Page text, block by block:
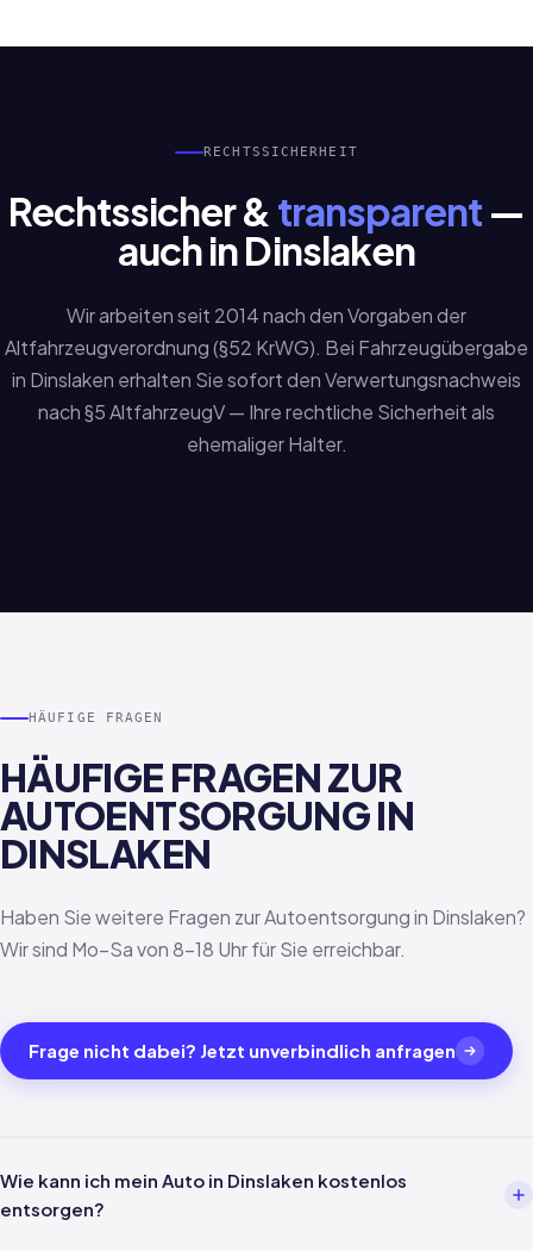
RECHTSSICHERHEIT
Rechtssicher & transparent—
auch in Dinslaken
Wir arbeiten seit 2014 nach den Vorgaben der
Altfahrzeugverordnung (§52 KrWG). Bei Fahrzeugübergabe
in Dinslaken erhalten Sie sofort den Verwertungsnachweis
nach §5 AltfahrzeugV — Ihre rechtliche Sicherheit als
ehemaliger Halter.
HÄUFIGE FRAGEN
HÄUFIGE FRAGEN ZUR
AUTOENTSORGUNG IN
DINSLAKEN
Haben Sie weitere Fragen zur Autoentsorgung in Dinslaken?
Wir sind Mo–Sa von 8–18 Uhr für Sie erreichbar.
Frage nicht dabei? Jetzt unverbindlich anfragen
Wie kann ich mein Auto in Dinslaken kostenlos
entsorgen?